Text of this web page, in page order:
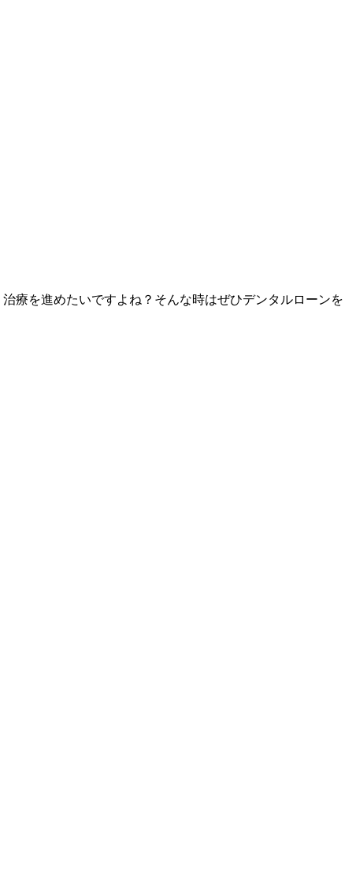
療を進めたいですよね？そんな時はぜひデンタルローンを